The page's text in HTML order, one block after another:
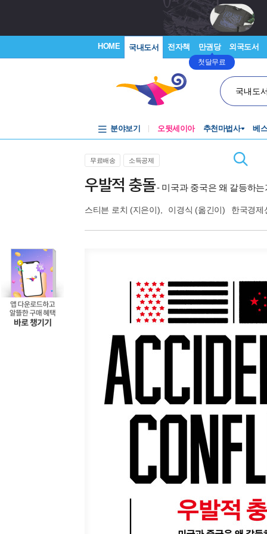
HOME 국내도서 전자책 만권당
첫달무료
외국도서
국내도
분야보기 오뒷세이아 추천마법사 베
무료배송 소득공제
우발적 충돌- 미국과 중국은 왜 갈등하는
스티븐 로치 (지은이), 이경식 (옮긴이) 한국경제